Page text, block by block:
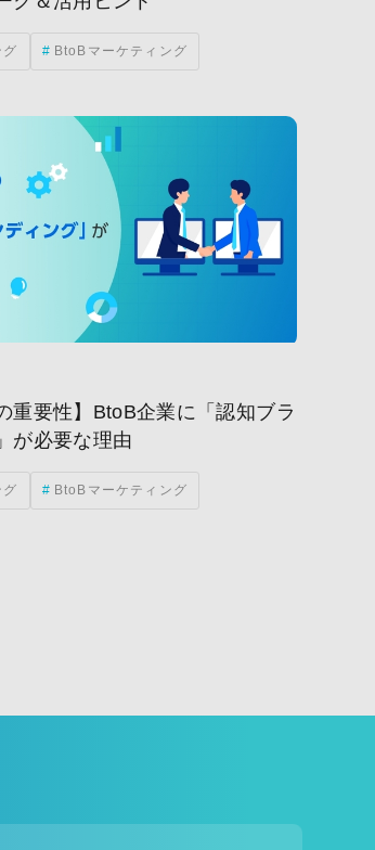
グ BtoBマーケティング
重要性】BtoB企業に「認知ブラ
が必要な理由
グ BtoBマーケティング